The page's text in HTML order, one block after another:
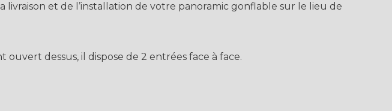
et de l’installation de votre panoramic gonflable sur le lieu de
dessus, il dispose de 2 entrées face à face.